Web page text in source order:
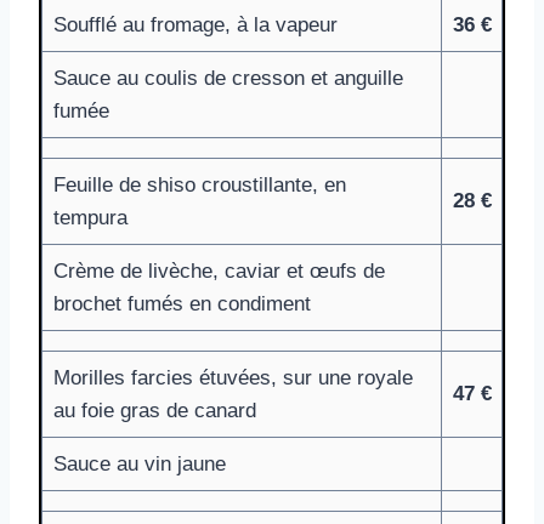
Soufflé au fromage, à la vapeur 36 €
Sauce au coulis de cresson et anguille
fumée
Feuille de shiso croustillante, en
tempura
28 €
Crème de livèche, caviar et œufs de
brochet fumés en condiment
Morilles farcies étuvées, sur une royale
au foie gras de canard
47 €
Sauce au vin jaune